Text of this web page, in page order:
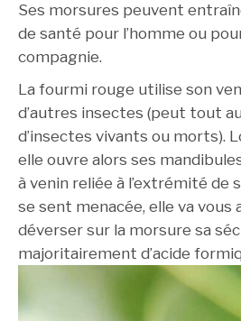
Ses morsures peuvent
de santé pour l’homme ou
compagnie.
La fourmi rouge utilise son
d’autres insectes (peut tout
d’insectes vivants ou morts).
elle ouvre alors ses
à venin reliée à l’extrémité de
se sent menacée, elle va vous
déverser sur la morsure sa
majoritairement d’acide